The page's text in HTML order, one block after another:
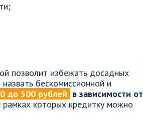
позволит избежать досадных
бескомиссионной и
до 500 рублей в зависимости от
которых кредитку можно